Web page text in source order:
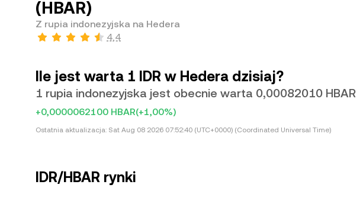
(HBAR)
Z rupia indonezyjska na Hedera
4,4
Ile jest warta 1 IDR w Hedera dzisiaj?
1 rupia indonezyjska jest obecnie warta 0,00082010 HBAR
+0,0000062100 HBAR(+1,00%)
Ostatnia aktualizacja: Sat Aug 08 2026 07:52:40 (UTC+0000) (Coordinated Universal Time)
IDR/HBAR rynki